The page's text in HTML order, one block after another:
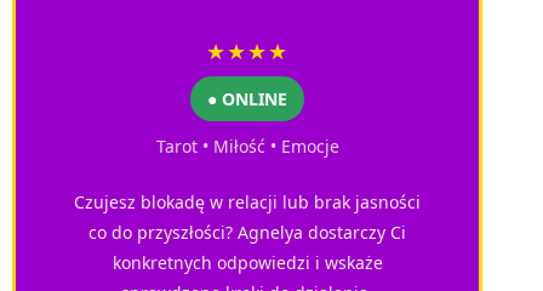
★★★★
● ONLINE
Tarot • Miłość • Emocje
Czujesz blokadę w relacji lub brak jasności
co do przyszłości? Agnelya dostarczy Ci
konkretnych odpowiedzi i wskaże